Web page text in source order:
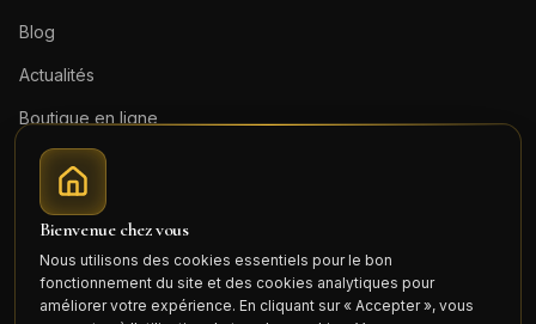
Blog
Actualités
Boutique en ligne
Contact
Mentions légales
Connexion
Bienvenue chez vous
Nous utilisons des cookies essentiels pour le bon
fonctionnement du site et des cookies analytiques pour
améliorer votre expérience. En cliquant sur « Accepter », vous